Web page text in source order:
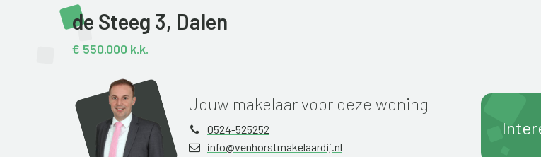
de Steeg 3, Dalen
€ 550.000 k.k.
Jouw makelaar voor deze woning
0524-525252
info@venhorstmakelaardij.nl